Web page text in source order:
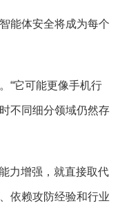
能体安全将成为每个
“它可能更像手机行
不同细分领域仍然存
力增强，就直接取代
依赖攻防经验和行业